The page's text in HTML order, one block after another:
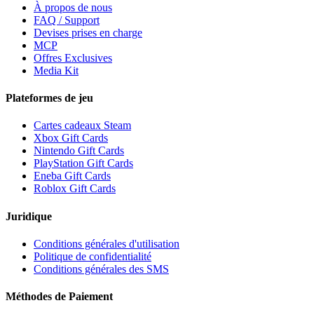
À propos de nous
FAQ / Support
Devises prises en charge
MCP
Offres Exclusives
Media Kit
Plateformes de jeu
Cartes cadeaux Steam
Xbox Gift Cards
Nintendo Gift Cards
PlayStation Gift Cards
Eneba Gift Cards
Roblox Gift Cards
Juridique
Conditions générales d'utilisation
Politique de confidentialité
Conditions générales des SMS
Méthodes de Paiement